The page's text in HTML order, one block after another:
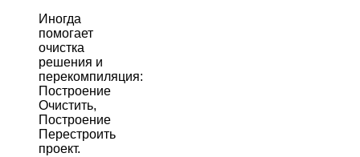
Иногда
помогает
очистка
решения и
перекомпиляция:
Построение
Очистить,
Построение
Перестроить
проект.